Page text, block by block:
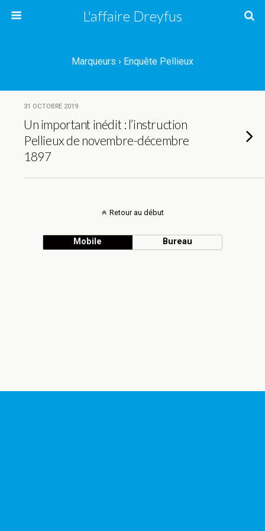
L'affaire Dreyfus
Marqueurs › Enquête Pellieux
31 OCTOBRE 2019
Un important inédit : l’instruction
Pellieux de novembre-décembre
1897
Retour au début
Mobile Bureau